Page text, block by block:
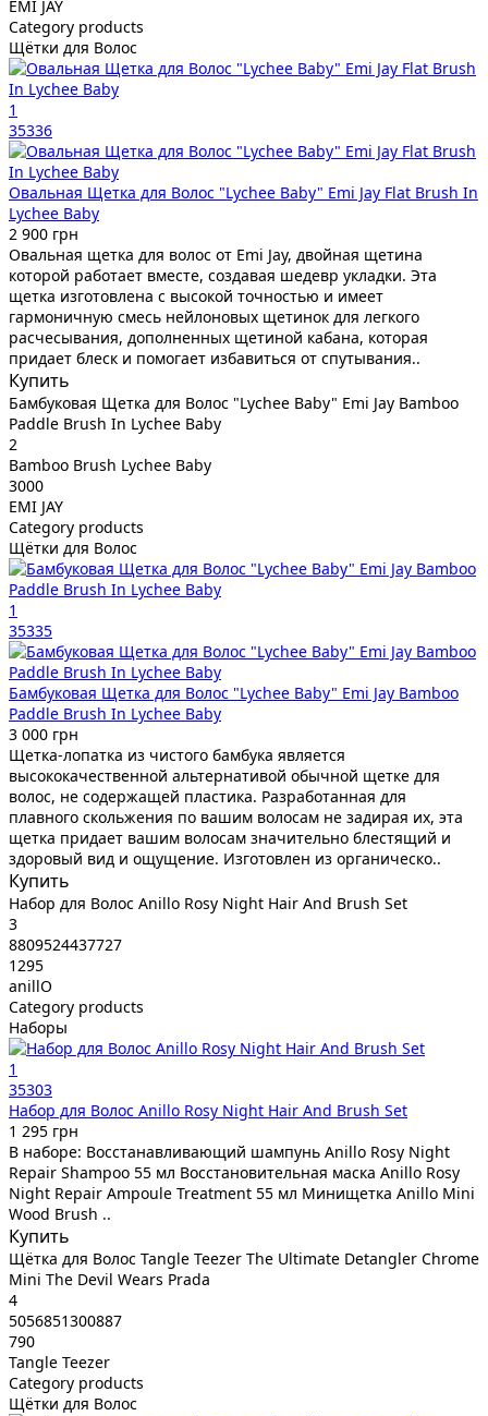
EMI JAY
Category products
Щётки для Волос
1
35336
Овальная Щетка для Волос "Lychee Baby" Emi Jay Flat Brush In
Lychee Baby
2 900 грн
Овальная щетка для волос от Emi Jay, двойная щетина
которой работает вместе, создавая шедевр укладки. Эта
щетка изготовлена с высокой точностью и имеет
гармоничную смесь нейлоновых щетинок для легкого
расчесывания, дополненных щетиной кабана, которая
придает блеск и помогает избавиться от спутывания..
Купить
Бамбуковая Щетка для Волос "Lychee Baby" Emi Jay Bamboo
Paddle Brush In Lychee Baby
2
Bamboo Brush Lychee Baby
3000
EMI JAY
Category products
Щётки для Волос
1
35335
Бамбуковая Щетка для Волос "Lychee Baby" Emi Jay Bamboo
Paddle Brush In Lychee Baby
3 000 грн
Щетка-лопатка из чистого бамбука является
высококачественной альтернативой обычной щетке для
волос, не содержащей пластика. Разработанная для
плавного скольжения по вашим волосам не задирая их, эта
щетка придает вашим волосам значительно блестящий и
здоровый вид и ощущение. Изготовлен из органическо..
Купить
Набор для Волос Anillo Rosy Night Hair And Brush Set
3
8809524437727
1295
anillO
Category products
Наборы
1
35303
Набор для Волос Anillo Rosy Night Hair And Brush Set
1 295 грн
В наборе: Восстанавливающий шампунь Anillo Rosy Night
Repair Shampoo 55 мл Восстановительная маска Anillo Rosy
Night Repair Ampoule Treatment 55 мл Минищетка Anillo Mini
Wood Brush ..
Купить
Щётка для Волос Tangle Teezer The Ultimate Detangler Chrome
Mini The Devil Wears Prada
4
5056851300887
790
Tangle Teezer
Category products
Щётки для Волос